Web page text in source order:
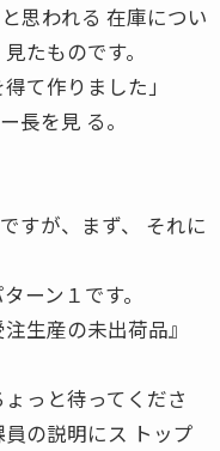
思われる 在庫につい
たものです。
得て作りました」
長を見 る。
すが、まず、 それに
ーン１です。
生産の未出荷品』
っと待ってくださ
の説明にス トップ